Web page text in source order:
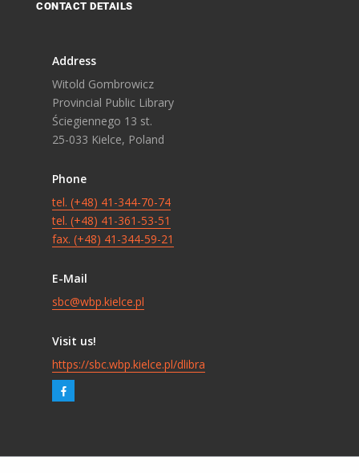
CONTACT DETAILS
Address
Witold Gombrowicz
Provincial Public Library
Ściegiennego 13 st.
25-033 Kielce, Poland
Phone
tel. (+48) 41-344-70-74
tel. (+48) 41-361-53-51
fax. (+48) 41-344-59-21
E-Mail
sbc@wbp.kielce.pl
Visit us!
https://sbc.wbp.kielce.pl/dlibra